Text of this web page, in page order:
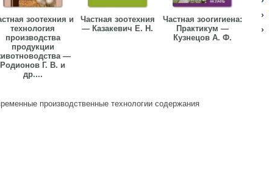
зоотехния и
технология
производства
продукции
—
Родионов Г. В. и
др....
Частная зоотехния
— Казакевич Е. Н.
Частная зоогигиена:
Практикум —
Кузнецов А. Ф.
производственные технологии содержания